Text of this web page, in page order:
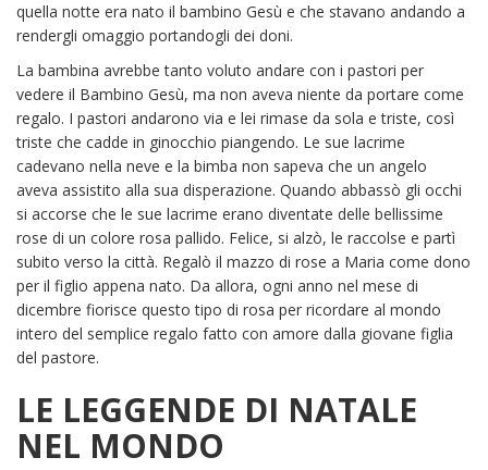
quella notte era nato il bambino Gesù e che stavano andando a
rendergli omaggio portandogli dei doni.
La bambina avrebbe tanto voluto andare con i pastori per
vedere il Bambino Gesù, ma non aveva niente da portare come
regalo. I pastori andarono via e lei rimase da sola e triste, così
triste che cadde in ginocchio piangendo. Le sue lacrime
cadevano nella neve e la bimba non sapeva che un angelo
aveva assistito alla sua disperazione. Quando abbassò gli occhi
si accorse che le sue lacrime erano diventate delle bellissime
rose di un colore rosa pallido. Felice, si alzò, le raccolse e partì
subito verso la città. Regalò il mazzo di rose a Maria come dono
per il figlio appena nato. Da allora, ogni anno nel mese di
dicembre fiorisce questo tipo di rosa per ricordare al mondo
intero del semplice regalo fatto con amore dalla giovane figlia
del pastore.
LE LEGGENDE DI NATALE
NEL MONDO